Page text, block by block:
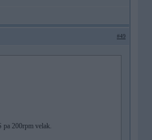
#49
pa 200rpm velak.